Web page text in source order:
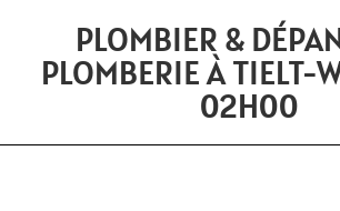
PLOMBIER &
PLOMBERIE À TIELT-
02H00